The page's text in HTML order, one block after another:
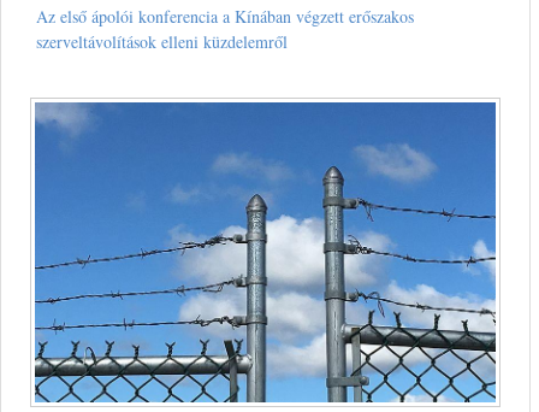
Az első ápolói konferencia a Kínában végzett erőszakos
szerveltávolítások elleni küzdelemről